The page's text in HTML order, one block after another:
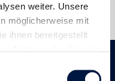
weiter. Unsere
möglicherweise mit
ihnen bereitgestellt